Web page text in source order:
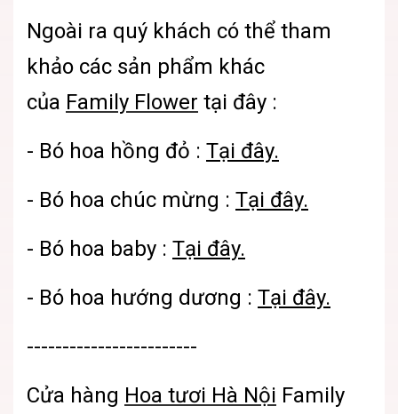
Ngoài ra quý khách có thể tham
khảo các sản phẩm khác
của Family Flower tại đây :
- Bó hoa hồng đỏ : Tại đây.
- Bó hoa chúc mừng : Tại đây.
- Bó hoa baby : Tại đây.
- Bó hoa hướng dương : Tại đây.
------------------------
Cửa hàng Hoa tươi Hà Nội Family